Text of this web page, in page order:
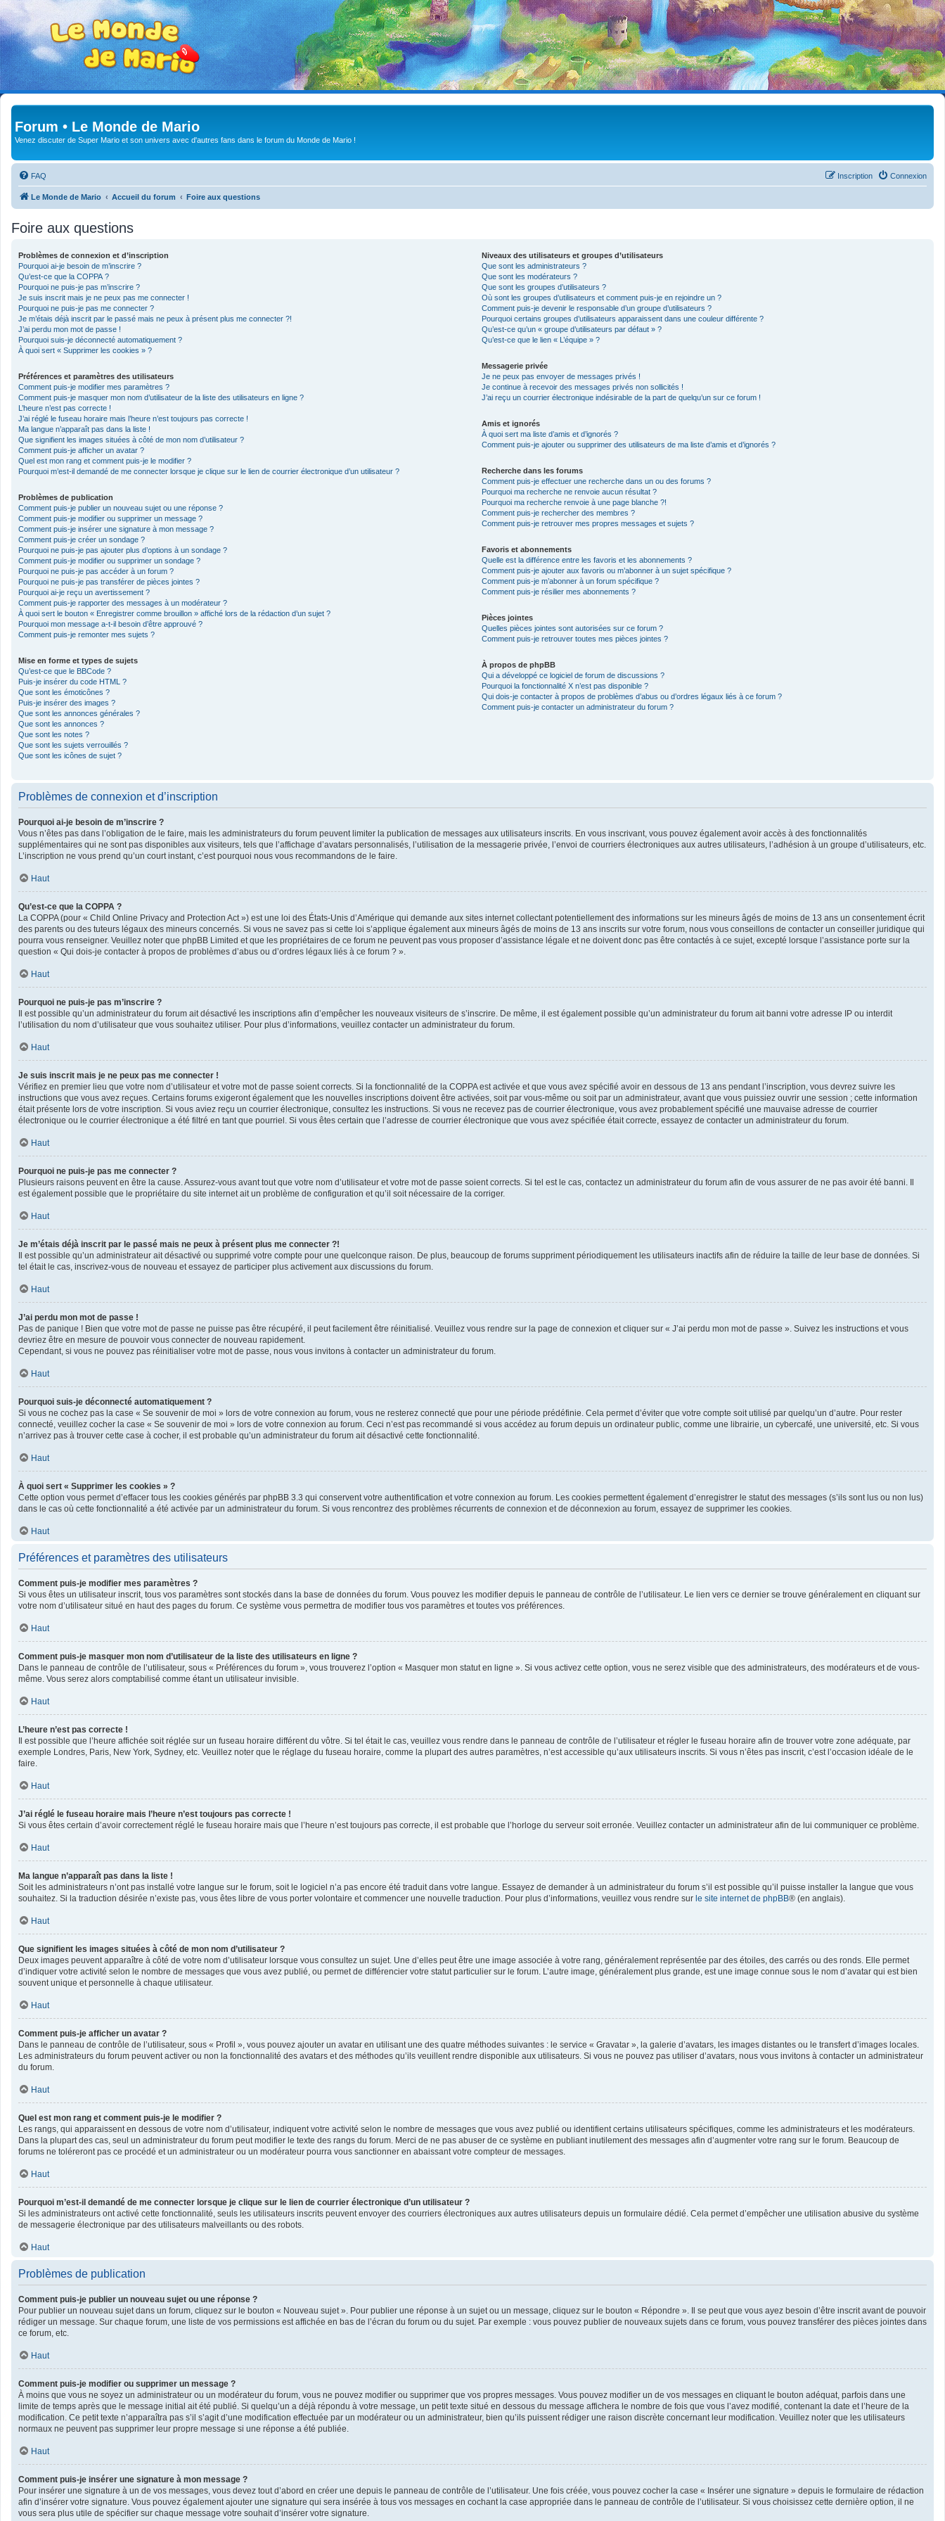
Forum • Le Monde de Mario
Venez discuter de Super Mario et son univers avec d'autres fans dans le forum du Monde de Mario !
FAQ Connexion
Inscription
Le Monde de Mario Accueil du forum Foire aux questions
Foire aux questions
Problèmes de connexion et d’inscription
Pourquoi ai-je besoin de m’inscrire ?
Qu’est-ce que la COPPA ?
Pourquoi ne puis-je pas m’inscrire ?
Je suis inscrit mais je ne peux pas me connecter !
Pourquoi ne puis-je pas me connecter ?
Je m’étais déjà inscrit par le passé mais ne peux à présent plus me connecter ?!
J’ai perdu mon mot de passe !
Pourquoi suis-je déconnecté automatiquement ?
À quoi sert « Supprimer les cookies » ?
Préférences et paramètres des utilisateurs
Comment puis-je modifier mes paramètres ?
Comment puis-je masquer mon nom d’utilisateur de la liste des utilisateurs en ligne ?
L’heure n’est pas correcte !
J’ai réglé le fuseau horaire mais l’heure n’est toujours pas correcte !
Ma langue n’apparaît pas dans la liste !
Que signifient les images situées à côté de mon nom d’utilisateur ?
Comment puis-je afficher un avatar ?
Quel est mon rang et comment puis-je le modifier ?
Pourquoi m’est-il demandé de me connecter lorsque je clique sur le lien de courrier électronique d’un utilisateur ?
Problèmes de publication
Comment puis-je publier un nouveau sujet ou une réponse ?
Comment puis-je modifier ou supprimer un message ?
Comment puis-je insérer une signature à mon message ?
Comment puis-je créer un sondage ?
Pourquoi ne puis-je pas ajouter plus d’options à un sondage ?
Comment puis-je modifier ou supprimer un sondage ?
Pourquoi ne puis-je pas accéder à un forum ?
Pourquoi ne puis-je pas transférer de pièces jointes ?
Pourquoi ai-je reçu un avertissement ?
Comment puis-je rapporter des messages à un modérateur ?
À quoi sert le bouton « Enregistrer comme brouillon » affiché lors de la rédaction d’un sujet ?
Pourquoi mon message a-t-il besoin d’être approuvé ?
Comment puis-je remonter mes sujets ?
Mise en forme et types de sujets
Qu’est-ce que le BBCode ?
Puis-je insérer du code HTML ?
Que sont les émoticônes ?
Puis-je insérer des images ?
Que sont les annonces générales ?
Que sont les annonces ?
Que sont les notes ?
Que sont les sujets verrouillés ?
Que sont les icônes de sujet ?
Niveaux des utilisateurs et groupes d’utilisateurs
Que sont les administrateurs ?
Que sont les modérateurs ?
Que sont les groupes d’utilisateurs ?
Où sont les groupes d’utilisateurs et comment puis-je en rejoindre un ?
Comment puis-je devenir le responsable d’un groupe d’utilisateurs ?
Pourquoi certains groupes d’utilisateurs apparaissent dans une couleur différente ?
Qu’est-ce qu’un « groupe d’utilisateurs par défaut » ?
Qu’est-ce que le lien « L’équipe » ?
Messagerie privée
Je ne peux pas envoyer de messages privés !
Je continue à recevoir des messages privés non sollicités !
J’ai reçu un courrier électronique indésirable de la part de quelqu’un sur ce forum !
Amis et ignorés
À quoi sert ma liste d’amis et d’ignorés ?
Comment puis-je ajouter ou supprimer des utilisateurs de ma liste d’amis et d’ignorés ?
Recherche dans les forums
Comment puis-je effectuer une recherche dans un ou des forums ?
Pourquoi ma recherche ne renvoie aucun résultat ?
Pourquoi ma recherche renvoie à une page blanche ?!
Comment puis-je rechercher des membres ?
Comment puis-je retrouver mes propres messages et sujets ?
Favoris et abonnements
Quelle est la différence entre les favoris et les abonnements ?
Comment puis-je ajouter aux favoris ou m’abonner à un sujet spécifique ?
Comment puis-je m’abonner à un forum spécifique ?
Comment puis-je résilier mes abonnements ?
Pièces jointes
Quelles pièces jointes sont autorisées sur ce forum ?
Comment puis-je retrouver toutes mes pièces jointes ?
À propos de phpBB
Qui a développé ce logiciel de forum de discussions ?
Pourquoi la fonctionnalité X n’est pas disponible ?
Qui dois-je contacter à propos de problèmes d’abus ou d’ordres légaux liés à ce forum ?
Comment puis-je contacter un administrateur du forum ?
Problèmes de connexion et d’inscription
Pourquoi ai-je besoin de m’inscrire ?
Vous n’êtes pas dans l’obligation de le faire, mais les administrateurs du forum peuvent limiter la publication de messages aux utilisateurs inscrits. En vous inscrivant, vous pouvez également avoir accès à des fonctionnalités
supplémentaires qui ne sont pas disponibles aux visiteurs, tels que l’affichage d’avatars personnalisés, l’utilisation de la messagerie privée, l’envoi de courriers électroniques aux autres utilisateurs, l’adhésion à un groupe d’utilisateurs, etc.
L’inscription ne vous prend qu’un court instant, c’est pourquoi nous vous recommandons de le faire.
Haut
Qu’est-ce que la COPPA ?
La COPPA (pour « Child Online Privacy and Protection Act ») est une loi des États-Unis d’Amérique qui demande aux sites internet collectant potentiellement des informations sur les mineurs âgés de moins de 13 ans un consentement écrit
des parents ou des tuteurs légaux des mineurs concernés. Si vous ne savez pas si cette loi s’applique également aux mineurs âgés de moins de 13 ans inscrits sur votre forum, nous vous conseillons de contacter un conseiller juridique qui
pourra vous renseigner. Veuillez noter que phpBB Limited et que les propriétaires de ce forum ne peuvent pas vous proposer d’assistance légale et ne doivent donc pas être contactés à ce sujet, excepté lorsque l’assistance porte sur la
question « Qui dois-je contacter à propos de problèmes d’abus ou d’ordres légaux liés à ce forum ? ».
Haut
Pourquoi ne puis-je pas m’inscrire ?
Il est possible qu’un administrateur du forum ait désactivé les inscriptions afin d’empêcher les nouveaux visiteurs de s’inscrire. De même, il est également possible qu’un administrateur du forum ait banni votre adresse IP ou interdit
l’utilisation du nom d’utilisateur que vous souhaitez utiliser. Pour plus d’informations, veuillez contacter un administrateur du forum.
Haut
Je suis inscrit mais je ne peux pas me connecter !
Vérifiez en premier lieu que votre nom d’utilisateur et votre mot de passe soient corrects. Si la fonctionnalité de la COPPA est activée et que vous avez spécifié avoir en dessous de 13 ans pendant l’inscription, vous devrez suivre les
instructions que vous avez reçues. Certains forums exigeront également que les nouvelles inscriptions doivent être activées, soit par vous-même ou soit par un administrateur, avant que vous puissiez ouvrir une session ; cette information
était présente lors de votre inscription. Si vous aviez reçu un courrier électronique, consultez les instructions. Si vous ne recevez pas de courrier électronique, vous avez probablement spécifié une mauvaise adresse de courrier
électronique ou le courrier électronique a été filtré en tant que pourriel. Si vous êtes certain que l’adresse de courrier électronique que vous avez spécifiée était correcte, essayez de contacter un administrateur du forum.
Haut
Pourquoi ne puis-je pas me connecter ?
Plusieurs raisons peuvent en être la cause. Assurez-vous avant tout que votre nom d’utilisateur et votre mot de passe soient corrects. Si tel est le cas, contactez un administrateur du forum afin de vous assurer de ne pas avoir été banni. Il
est également possible que le propriétaire du site internet ait un problème de configuration et qu’il soit nécessaire de la corriger.
Haut
Je m’étais déjà inscrit par le passé mais ne peux à présent plus me connecter ?!
Il est possible qu’un administrateur ait désactivé ou supprimé votre compte pour une quelconque raison. De plus, beaucoup de forums suppriment périodiquement les utilisateurs inactifs afin de réduire la taille de leur base de données. Si
tel était le cas, inscrivez-vous de nouveau et essayez de participer plus activement aux discussions du forum.
Haut
J’ai perdu mon mot de passe !
Pas de panique ! Bien que votre mot de passe ne puisse pas être récupéré, il peut facilement être réinitialisé. Veuillez vous rendre sur la page de connexion et cliquer sur « J’ai perdu mon mot de passe ». Suivez les instructions et vous
devriez être en mesure de pouvoir vous connecter de nouveau rapidement.
Cependant, si vous ne pouvez pas réinitialiser votre mot de passe, nous vous invitons à contacter un administrateur du forum.
Haut
Pourquoi suis-je déconnecté automatiquement ?
Si vous ne cochez pas la case « Se souvenir de moi » lors de votre connexion au forum, vous ne resterez connecté que pour une période prédéfinie. Cela permet d’éviter que votre compte soit utilisé par quelqu’un d’autre. Pour rester
connecté, veuillez cocher la case « Se souvenir de moi » lors de votre connexion au forum. Ceci n’est pas recommandé si vous accédez au forum depuis un ordinateur public, comme une librairie, un cybercafé, une université, etc. Si vous
n’arrivez pas à trouver cette case à cocher, il est probable qu’un administrateur du forum ait désactivé cette fonctionnalité.
Haut
À quoi sert « Supprimer les cookies » ?
Cette option vous permet d’effacer tous les cookies générés par phpBB 3.3 qui conservent votre authentification et votre connexion au forum. Les cookies permettent également d’enregistrer le statut des messages (s’ils sont lus ou non lus)
dans le cas où cette fonctionnalité a été activée par un administrateur du forum. Si vous rencontrez des problèmes récurrents de connexion et de déconnexion au forum, essayez de supprimer les cookies.
Haut
Préférences et paramètres des utilisateurs
Comment puis-je modifier mes paramètres ?
Si vous êtes un utilisateur inscrit, tous vos paramètres sont stockés dans la base de données du forum. Vous pouvez les modifier depuis le panneau de contrôle de l’utilisateur. Le lien vers ce dernier se trouve généralement en cliquant sur
votre nom d’utilisateur situé en haut des pages du forum. Ce système vous permettra de modifier tous vos paramètres et toutes vos préférences.
Haut
Comment puis-je masquer mon nom d’utilisateur de la liste des utilisateurs en ligne ?
Dans le panneau de contrôle de l’utilisateur, sous « Préférences du forum », vous trouverez l’option « Masquer mon statut en ligne ». Si vous activez cette option, vous ne serez visible que des administrateurs, des modérateurs et de vous-
même. Vous serez alors comptabilisé comme étant un utilisateur invisible.
Haut
L’heure n’est pas correcte !
Il est possible que l’heure affichée soit réglée sur un fuseau horaire différent du vôtre. Si tel était le cas, veuillez vous rendre dans le panneau de contrôle de l’utilisateur et régler le fuseau horaire afin de trouver votre zone adéquate, par
exemple Londres, Paris, New York, Sydney, etc. Veuillez noter que le réglage du fuseau horaire, comme la plupart des autres paramètres, n’est accessible qu’aux utilisateurs inscrits. Si vous n’êtes pas inscrit, c’est l’occasion idéale de le
faire.
Haut
J’ai réglé le fuseau horaire mais l’heure n’est toujours pas correcte !
Si vous êtes certain d’avoir correctement réglé le fuseau horaire mais que l’heure n’est toujours pas correcte, il est probable que l’horloge du serveur soit erronée. Veuillez contacter un administrateur afin de lui communiquer ce problème.
Haut
Ma langue n’apparaît pas dans la liste !
Soit les administrateurs n’ont pas installé votre langue sur le forum, soit le logiciel n’a pas encore été traduit dans votre langue. Essayez de demander à un administrateur du forum s’il est possible qu’il puisse installer la langue que vous
souhaitez. Si la traduction désirée n’existe pas, vous êtes libre de vous porter volontaire et commencer une nouvelle traduction. Pour plus d’informations, veuillez vous rendre sur le site internet de phpBB® (en anglais).
Haut
Que signifient les images situées à côté de mon nom d’utilisateur ?
Deux images peuvent apparaître à côté de votre nom d’utilisateur lorsque vous consultez un sujet. Une d’elles peut être une image associée à votre rang, généralement représentée par des étoiles, des carrés ou des ronds. Elle permet
d’indiquer votre activité selon le nombre de messages que vous avez publié, ou permet de différencier votre statut particulier sur le forum. L’autre image, généralement plus grande, est une image connue sous le nom d’avatar qui est bien
souvent unique et personnelle à chaque utilisateur.
Haut
Comment puis-je afficher un avatar ?
Dans le panneau de contrôle de l’utilisateur, sous « Profil », vous pouvez ajouter un avatar en utilisant une des quatre méthodes suivantes : le service « Gravatar », la galerie d’avatars, les images distantes ou le transfert d’images locales.
Les administrateurs du forum peuvent activer ou non la fonctionnalité des avatars et des méthodes qu’ils veuillent rendre disponible aux utilisateurs. Si vous ne pouvez pas utiliser d’avatars, nous vous invitons à contacter un administrateur
du forum.
Haut
Quel est mon rang et comment puis-je le modifier ?
Les rangs, qui apparaissent en dessous de votre nom d’utilisateur, indiquent votre activité selon le nombre de messages que vous avez publié ou identifient certains utilisateurs spécifiques, comme les administrateurs et les modérateurs.
Dans la plupart des cas, seul un administrateur du forum peut modifier le texte des rangs du forum. Merci de ne pas abuser de ce système en publiant inutilement des messages afin d’augmenter votre rang sur le forum. Beaucoup de
forums ne toléreront pas ce procédé et un administrateur ou un modérateur pourra vous sanctionner en abaissant votre compteur de messages.
Haut
Pourquoi m’est-il demandé de me connecter lorsque je clique sur le lien de courrier électronique d’un utilisateur ?
Si les administrateurs ont activé cette fonctionnalité, seuls les utilisateurs inscrits peuvent envoyer des courriers électroniques aux autres utilisateurs depuis un formulaire dédié. Cela permet d’empêcher une utilisation abusive du système
de messagerie électronique par des utilisateurs malveillants ou des robots.
Haut
Problèmes de publication
Comment puis-je publier un nouveau sujet ou une réponse ?
Pour publier un nouveau sujet dans un forum, cliquez sur le bouton « Nouveau sujet ». Pour publier une réponse à un sujet ou un message, cliquez sur le bouton « Répondre ». Il se peut que vous ayez besoin d’être inscrit avant de pouvoir
rédiger un message. Sur chaque forum, une liste de vos permissions est affichée en bas de l’écran du forum ou du sujet. Par exemple : vous pouvez publier de nouveaux sujets dans ce forum, vous pouvez transférer des pièces jointes dans
ce forum, etc.
Haut
Comment puis-je modifier ou supprimer un message ?
À moins que vous ne soyez un administrateur ou un modérateur du forum, vous ne pouvez modifier ou supprimer que vos propres messages. Vous pouvez modifier un de vos messages en cliquant le bouton adéquat, parfois dans une
limite de temps après que le message initial ait été publié. Si quelqu’un a déjà répondu à votre message, un petit texte situé en dessous du message affichera le nombre de fois que vous l’avez modifié, contenant la date et l’heure de la
modification. Ce petit texte n’apparaîtra pas s’il s’agit d’une modification effectuée par un modérateur ou un administrateur, bien qu’ils puissent rédiger une raison discrète concernant leur modification. Veuillez noter que les utilisateurs
normaux ne peuvent pas supprimer leur propre message si une réponse a été publiée.
Haut
Comment puis-je insérer une signature à mon message ?
Pour insérer une signature à un de vos messages, vous devez tout d’abord en créer une depuis le panneau de contrôle de l’utilisateur. Une fois créée, vous pouvez cocher la case « Insérer une signature » depuis le formulaire de rédaction
afin d’insérer votre signature. Vous pouvez également ajouter une signature qui sera insérée à tous vos messages en cochant la case appropriée dans le panneau de contrôle de l’utilisateur. Si vous choisissez cette dernière option, il ne
vous sera plus utile de spécifier sur chaque message votre souhait d’insérer votre signature.